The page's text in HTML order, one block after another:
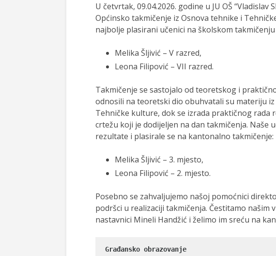
U četvrtak, 09.04.2026. godine u JU OŠ “Vladislav
Općinsko takmičenje iz Osnova tehnike i
najbolje plasirani učenici na školskom
Melika Šljivić – V razred,
Leona Filipović – VII razred.
Takmičenje se sastojalo od teoretskog i
odnosili na teoretski dio obuhvatali su materiju
Tehničke kulture, dok se izrada praktičnog rada
crtežu koji je dodijeljen na dan takmičenja. Naše
rezultate i plasirale se na kantonalno takmičenje:
Melika Šljivić – 3. mjesto,
Leona Filipović – 2. mjesto.
Posebno se zahvaljujemo našoj pomoćnici
podršci u realizaciji takmičenja. Čestitamo našim
nastavnici Mineli Handžić i želimo im sreću na
Građansko obrazovanje